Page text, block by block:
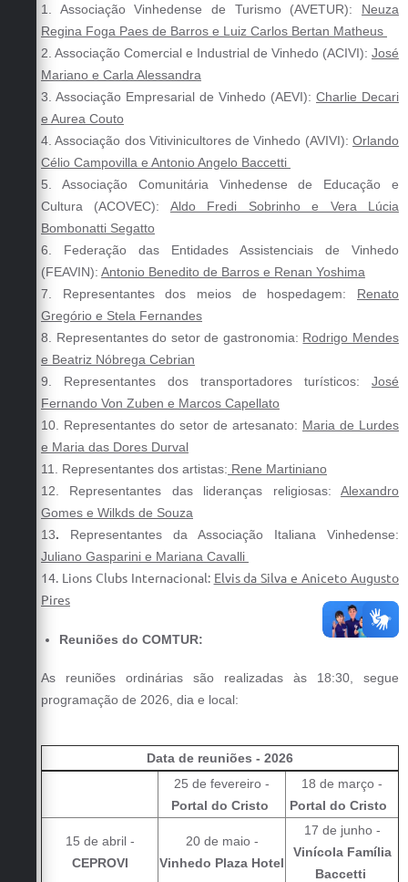
1. Associação Vinhedense de Turismo (AVETUR): Neuza
Regina Foga Paes de Barros e Luiz Carlos Bertan Matheus
2. Associação Comercial e Industrial de Vinhedo (ACIVI): José
Mariano e Carla Alessandra
3. Associação Empresarial de Vinhedo (AEVI): Charlie Decari
e Aurea Couto
4. Associação dos Vitivinicultores de Vinhedo (AVIVI): Orlando
Célio Campovilla e Antonio Angelo Baccetti
5. Associação Comunitária Vinhedense de Educação e
Cultura (ACOVEC): Aldo Fredi Sobrinho e Vera Lúcia
Bombonatti Segatto
6. Federação das Entidades Assistenciais de Vinhedo
(FEAVIN): Antonio Benedito de Barros e Renan Yoshima
7. Representantes dos meios de hospedagem: Renato
Gregório e Stela Fernandes
8. Representantes do setor de gastronomia: Rodrigo Mendes
e Beatriz Nóbrega Cebrian
9. Representantes dos transportadores turísticos: José
Fernando Von Zuben e Marcos Capellato
10. Representantes do setor de artesanato: Maria de Lurdes
e Maria das Dores Durval
11. Representantes dos artistas: Rene Martiniano
12. Representantes das lideranças religiosas: Alexandro
Gomes e Wilkds de Souza
13. Representantes da Associação Italiana Vinhedense:
Juliano Gasparini e Mariana Cavalli
14. Lions Clubs Internacional: Elvis da Silva e Aniceto Augusto
Pires
Reuniões do COMTUR:
As reuniões ordinárias são realizadas às 18:30, segue
programação de 2026, dia e local:
Data de reuniões - 2026
25 de fevereiro -
Portal do Cristo
18 de março -
Portal do Cristo
15 de abril -
CEPROVI
20 de maio -
Vinhedo Plaza Hotel
17 de junho -
Vinícola Família
Baccetti